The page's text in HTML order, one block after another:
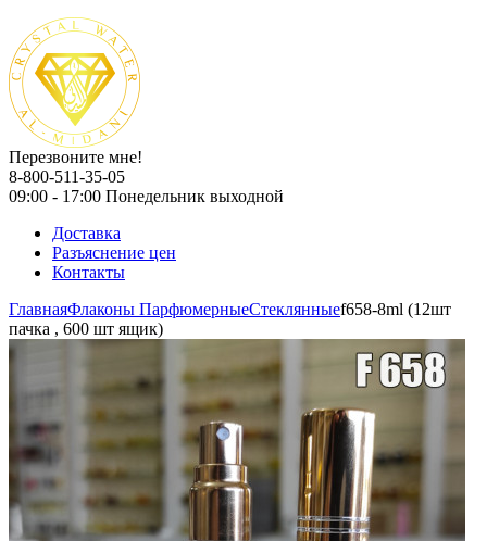
Перезвоните мне!
8-800-511-35-05
09:00 - 17:00 Понедельник выходной
Доставка
Разъяснение цен
Контакты
ГлавнаяФлаконы ПарфюмерныеСтеклянныеf658-8ml (12шт
пачка , 600 шт ящик)